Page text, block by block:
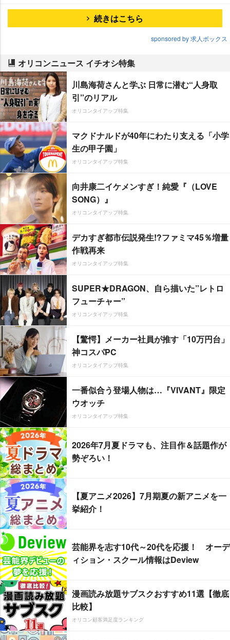
続きはこちら
sponsored by 求人ボックス
オリコンニュース イチオシ特集
川島海荷さんと学ぶ 日常に潜む“人身取
引”のリアル
オリコンタイアップ特集
マクドナルドが40年にわたり支える「小学
生の甲子園」
オリコンタイアップ特集
向井康二イケメンすぎ！純愛『（LOVE
SONG）』
オリコンタイアップ特集
デカすぎ都市伝説発生!?ファミマ45％増量
作戦再来
オリコンタイアップ特集
SUPER★DRAGON、自ら描いた”レトロ
フューチャー”
オリコンタイアップ特集
【驚愕】メーカー社員が推す「10万円台」
神コスパPC
オリコンタイアップ特集
一番似合う登場人物は…『VIVANT』限定
ウオッチ
オリコンタイアップ特集
2026年7月夏ドラマも、注目作＆話題作が
勢ぞろい！
【夏アニメ2026】7月期夏の新アニメを一
挙紹介！
芸能界を志す10代～20代を応援！ オーデ
ィション・スクール情報はDeview
漫画読み放題サブスクおすすめ11選【徹底
比較】
オリコン顧客満足度ランキング